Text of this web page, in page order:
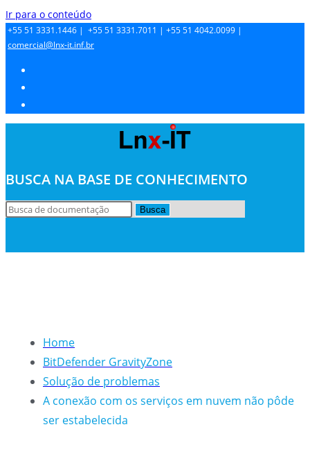
Ir para o conteúdo
+55 51 3331.1446 | +55 51 3331.7011 | +55 51 4042.0099 |
comercial@lnx-it.inf.br
BUSCA NA BASE DE CONHECIMENTO
Busca
Home
BitDefender GravityZone
Solução de problemas
A conexão com os serviços em nuvem não pôde
ser estabelecida